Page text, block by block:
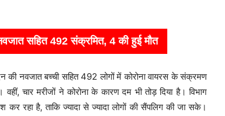
सहित 492 संक्रमित, 4 की हुई मौत
की नवजात बच्ची सहित 492 लोगों में कोरोना वायरस के संक्रमण
चार मरीजों ने कोरोना के कारण दम भी तोड़ दिया है। विभाग
रहा है, ताकि ज्यादा से ज्यादा लोगों की सैंपलिग की जा सके।